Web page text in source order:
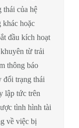
thái của hệ
khác hoặc
đầu kích hoạt
từ trải
thông báo
đổi trạng thái
lập tức trên
tình hình tài
về việc bị